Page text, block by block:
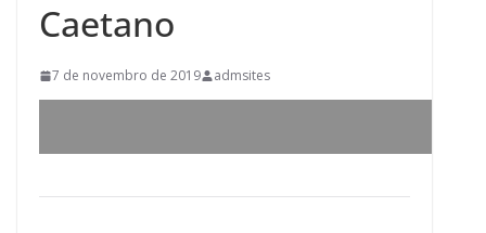
Caetano
7 de novembro de 2019 admsites